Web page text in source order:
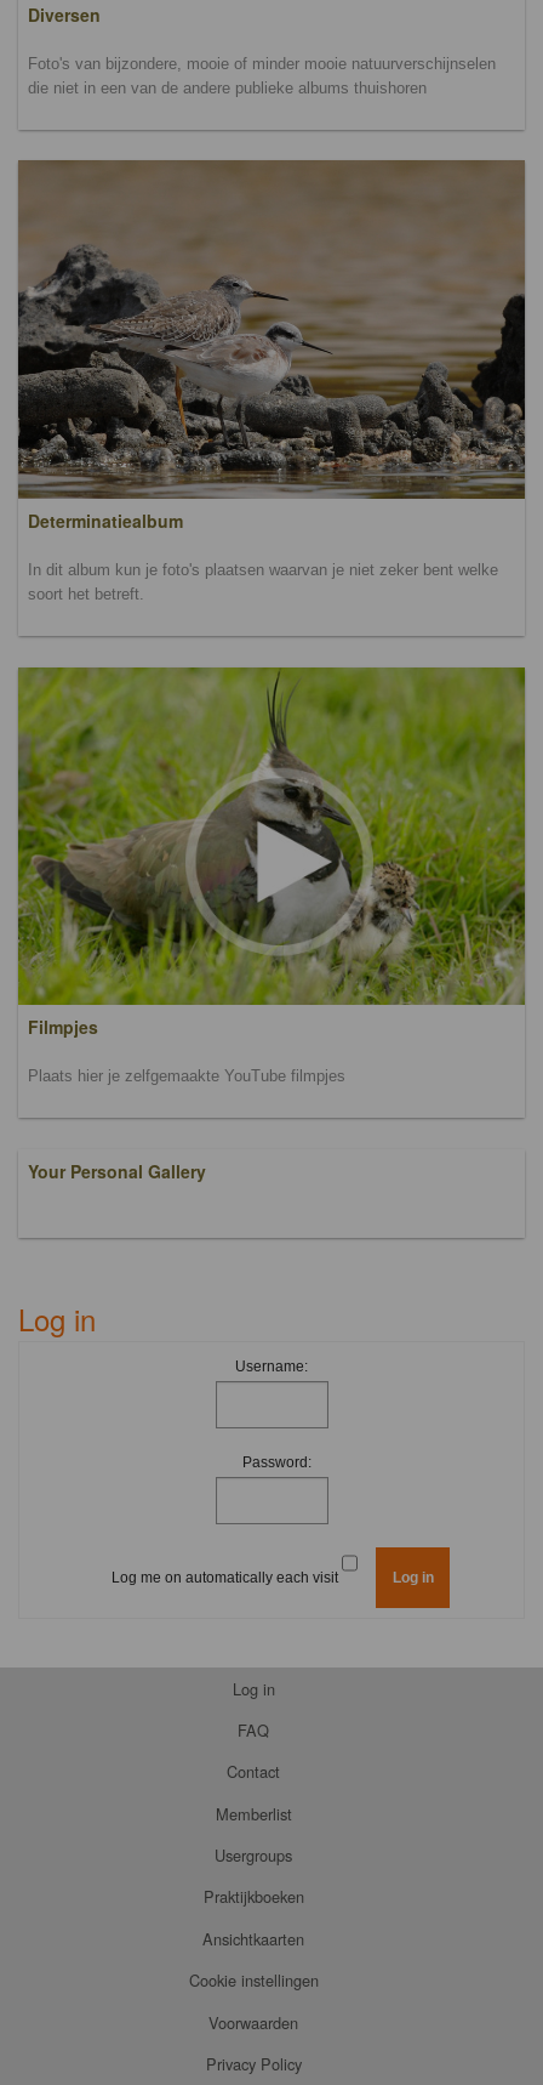
Diversen
Foto's van bijzondere, mooie of minder mooie natuurverschijnselen
die niet in een van de andere publieke albums thuishoren
Determinatiealbum
In dit album kun je foto's plaatsen waarvan je niet zeker bent welke
soort het betreft.
Filmpjes
Plaats hier je zelfgemaakte YouTube filmpjes
Your Personal Gallery
Log in
Username:
Password:
Log me on automatically each visit
Log in
FAQ
Contact
Memberlist
Usergroups
Praktijkboeken
Ansichtkaarten
Cookie instellingen
Voorwaarden
Privacy Policy